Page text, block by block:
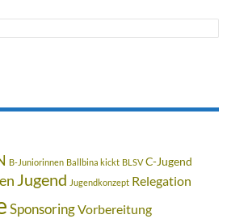
B-Juniorinnen Ballbina kickt BLSV C-Jugend
Jugend Jugendkonzept Relegation
SponsoringVorbereitung